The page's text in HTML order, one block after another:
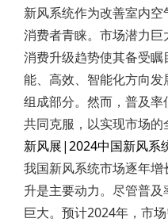
新风系统作为改善室内
消费者青睐。市场潜力巨
消费升级趋势使其备受
能、高效、智能化方向
组成部分。然而，普及
共同克服，以实现市场的
新风展|2024中国新风系
我国新风系统市场逐年
升是主要动力。尽管普
巨大。预计2024年，市